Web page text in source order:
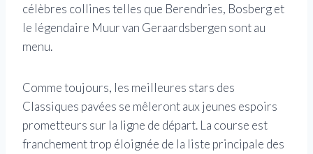
célèbres collines telles que Berendries, Bosberg et
le légendaire Muur van Geraardsbergen sont au
menu.
Comme toujours, les meilleures stars des
Classiques pavées se mêleront aux jeunes espoirs
prometteurs sur la ligne de départ. La course est
franchement trop éloignée de la liste principale des